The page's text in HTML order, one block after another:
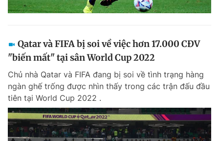
Qatar và FIFA bị soi về việc hơn 17.000 CĐV
"biến mất" tại sân World Cup 2022
Chủ nhà Qatar và FIFA đang bị soi về tình trạng hàng
ngàn ghế trống được nhìn thấy trong các trận đấu đầu
tiên tại World Cup 2022 .